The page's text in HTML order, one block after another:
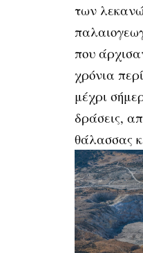
των
που
χρόνια
μέχρι
δράσεις,
θάλασσας